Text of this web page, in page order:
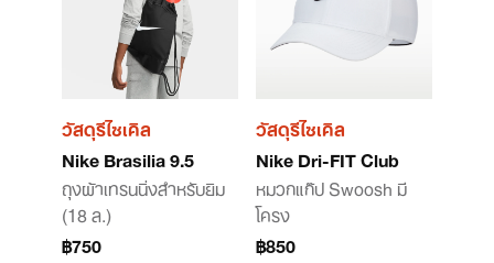
วัสดุรีไซเคิล
Nike Brasilia 9.5
ถุงผ้าเทรนนิ่งสำหรับยิม
(18 ล.)
฿750
วัสดุรีไซเคิล
Nike Dri-FIT Club
หมวกแก๊ป Swoosh มี
โครง
฿850